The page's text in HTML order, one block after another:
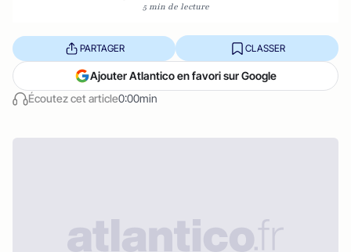
5 min de lecture
Écoutez cet article0:00min
PARTAGER CLASSER
Ajouter Atlantico en favori sur Google